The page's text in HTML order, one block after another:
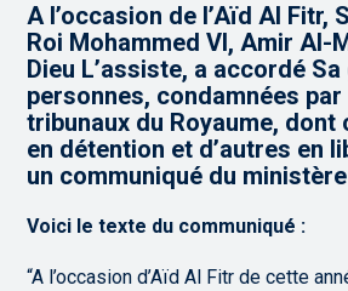
A l’occasion de l’Aïd Al Fitr,
Roi Mohammed VI, Amir Al-
Dieu L’assiste, a accordé
personnes, condamnées
tribunaux du Royaume,
en détention et d’autres en
un communiqué du
Voici le texte du communiqué :
“A l’occasion d’Aïd Al Fitr de cette